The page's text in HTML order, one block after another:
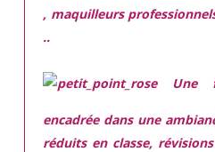
, maquilleurs
..
Une
encadrée dans une
réduits en classe,